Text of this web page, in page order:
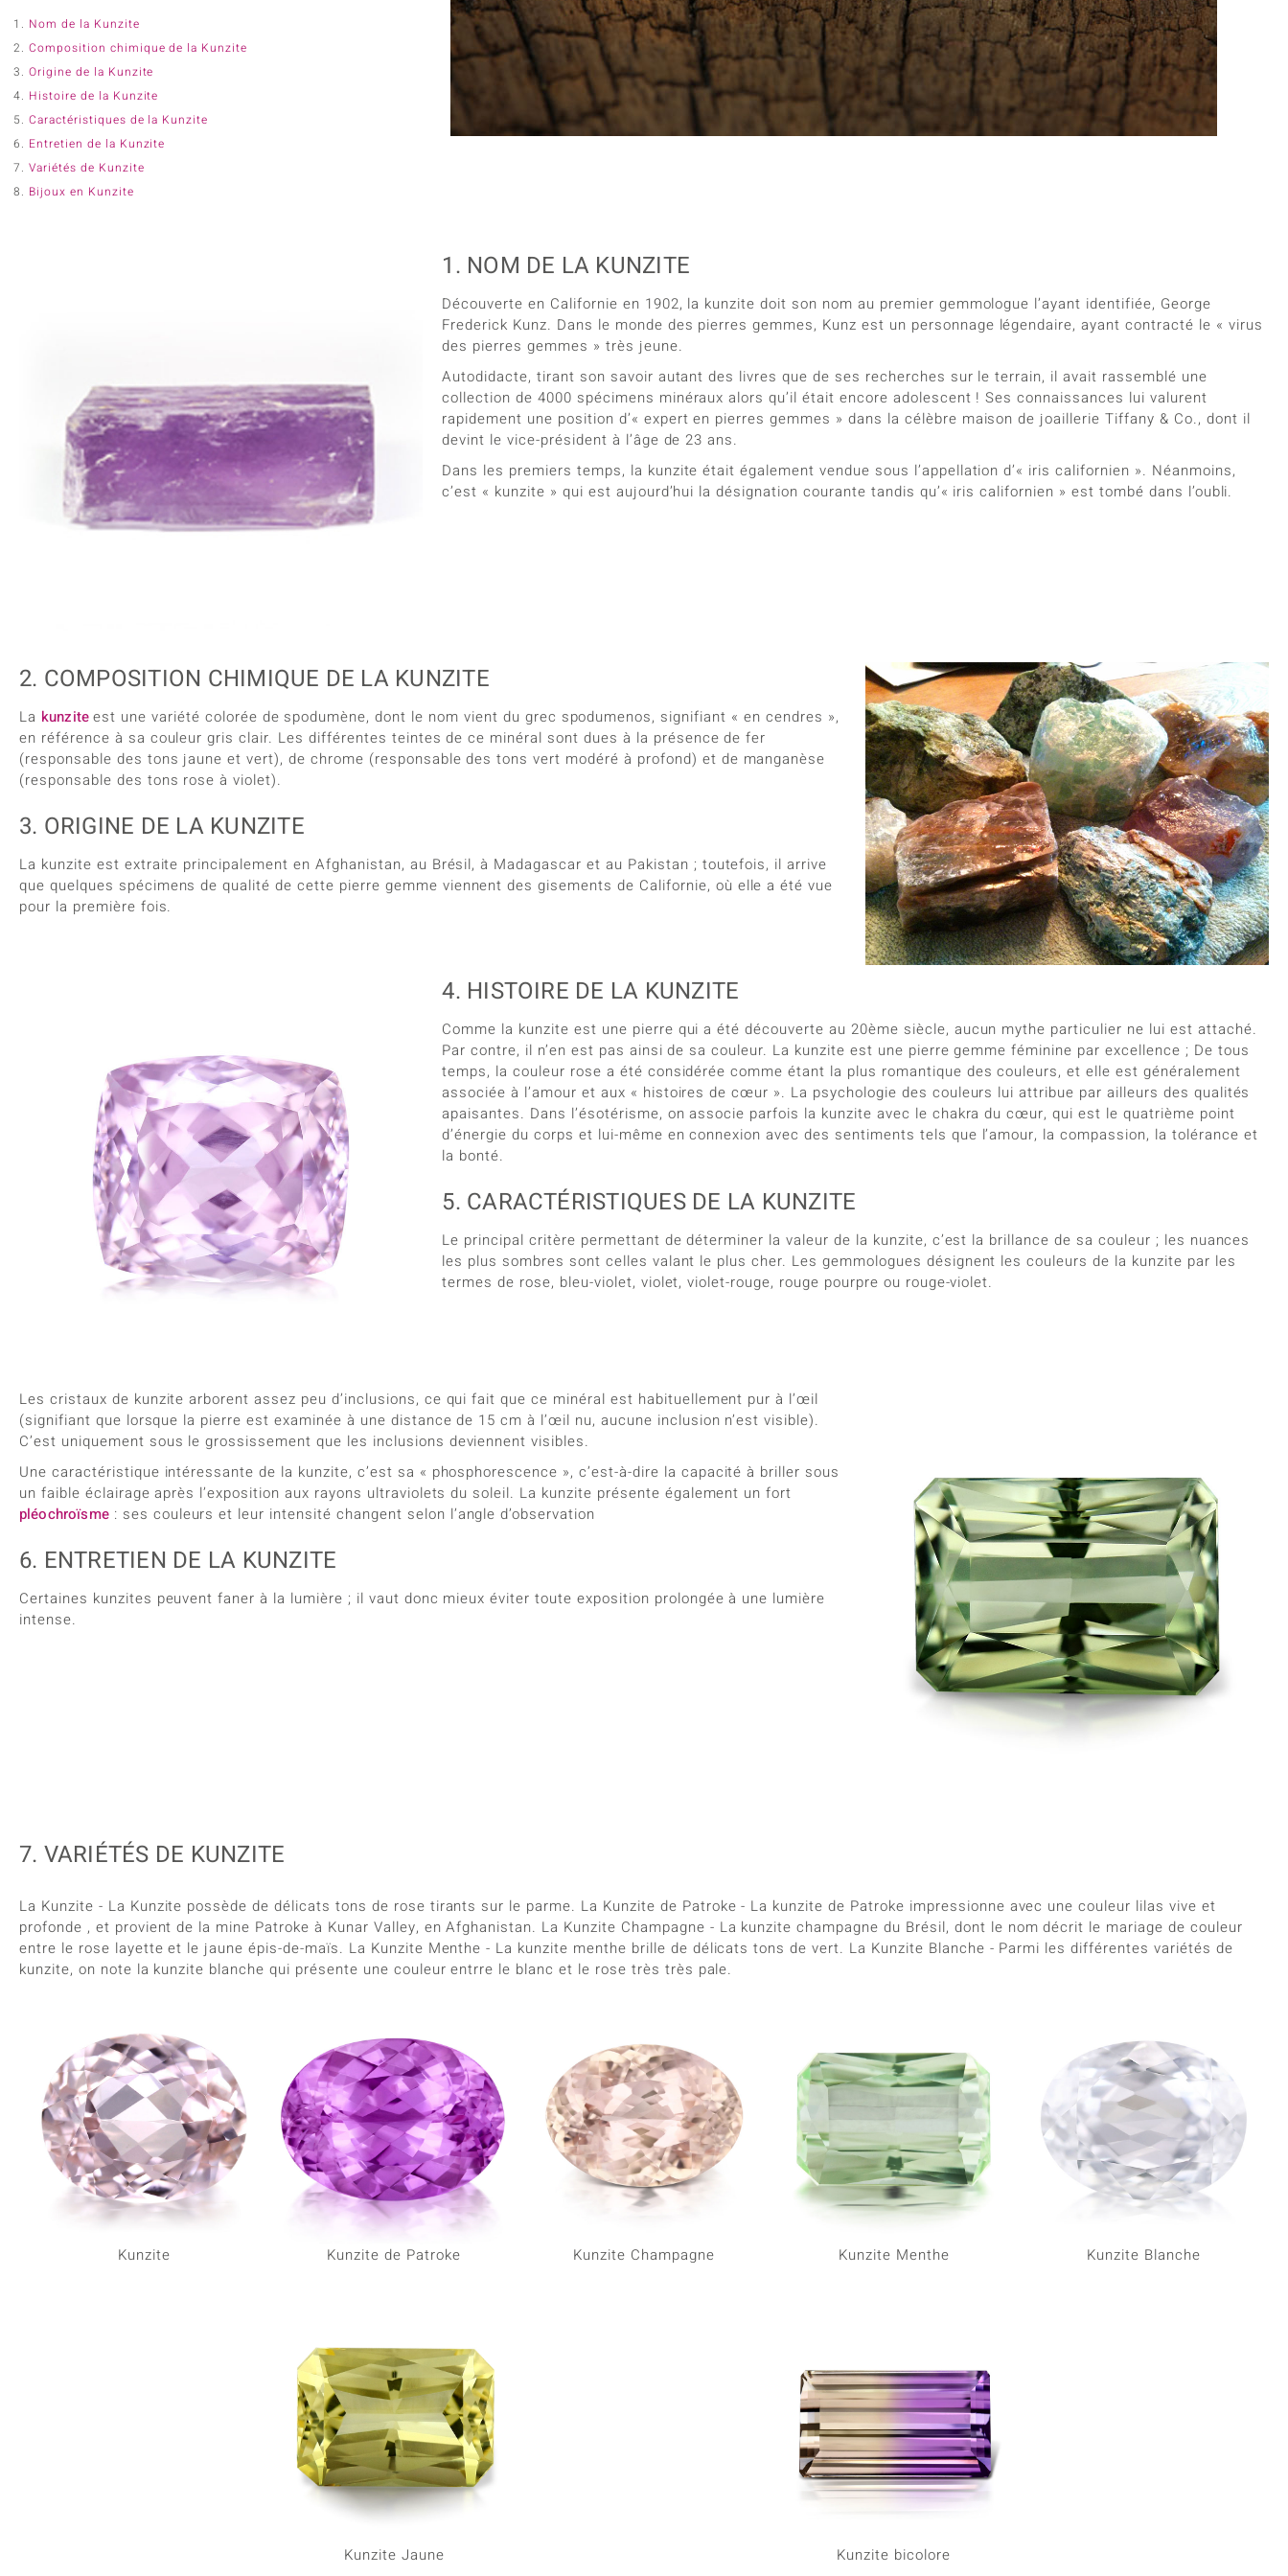
Montres
Chaines
Bijoux pour enfant
Accessoires
Colliers pierres naturelles
Creation Nouveau
Choisir la taille de votre bague
Grenat Grenat Rhodolite
Coquillage
Iolite
Kyanite Labradorite
Lapis Lazuli
Morganite
Onyx Péridot
Perle
Pierre de lune
Sphène Spinelle
Tanzanite
Topaze
Tourmaline
Pierres précieuses par couleur
Custodana
Dagen
Dallas Prince Designs
TPC
Vitale Minerale
tout afficher
Histoire, origine et apparition
Nom de la Kunzite
Composition chimique de la Kunzite
Origine de la Kunzite
Histoire de la Kunzite
Caractéristiques de la Kunzite
Entretien de la Kunzite
Variétés de Kunzite
Bijoux en Kunzite
1. NOM DE LA KUNZITE
Découverte en Californie en 1902, la kunzite doit son nom au premier gemmologue l’ayant identifiée, George
Frederick Kunz. Dans le monde des pierres gemmes, Kunz est un personnage légendaire, ayant contracté le « virus
des pierres gemmes » très jeune.
Autodidacte, tirant son savoir autant des livres que de ses recherches sur le terrain, il avait rassemblé une
collection de 4000 spécimens minéraux alors qu’il était encore adolescent ! Ses connaissances lui valurent
rapidement une position d’« expert en pierres gemmes » dans la célèbre maison de joaillerie Tiffany & Co., dont il
devint le vice-président à l’âge de 23 ans.
Dans les premiers temps, la kunzite était également vendue sous l’appellation d’« iris californien ». Néanmoins,
c’est « kunzite » qui est aujourd’hui la désignation courante tandis qu’« iris californien » est tombé dans l’oubli.
2. COMPOSITION CHIMIQUE DE LA KUNZITE
La kunziteest une variété colorée de spodumène, dont le nom vient du grec spodumenos, signifiant « en cendres »,
en référence à sa couleur gris clair. Les différentes teintes de ce minéral sont dues à la présence de fer
(responsable des tons jaune et vert), de chrome (responsable des tons vert modéré à profond) et de manganèse
(responsable des tons rose à violet).
3. ORIGINE DE LA KUNZITE
La kunzite est extraite principalement en Afghanistan, au Brésil, à Madagascar et au Pakistan ; toutefois, il arrive
que quelques spécimens de qualité de cette pierre gemme viennent des gisements de Californie, où elle a été vue
pour la première fois.
4. HISTOIRE DE LA KUNZITE
Comme la kunzite est une pierre qui a été découverte au 20ème siècle, aucun mythe particulier ne lui est attaché.
Par contre, il n’en est pas ainsi de sa couleur. La kunzite est une pierre gemme féminine par excellence ; De tous
temps, la couleur rose a été considérée comme étant la plus romantique des couleurs, et elle est généralement
associée à l’amour et aux « histoires de cœur ». La psychologie des couleurs lui attribue par ailleurs des qualités
apaisantes. Dans l’ésotérisme, on associe parfois la kunzite avec le chakra du cœur, qui est le quatrième point
d’énergie du corps et lui-même en connexion avec des sentiments tels que l’amour, la compassion, la tolérance et
la bonté.
5. CARACTÉRISTIQUES DE LA KUNZITE
Le principal critère permettant de déterminer la valeur de la kunzite, c’est la brillance de sa couleur ; les nuances
les plus sombres sont celles valant le plus cher. Les gemmologues désignent les couleurs de la kunzite par les
termes de rose, bleu-violet, violet, violet-rouge, rouge pourpre ou rouge-violet.
Les cristaux de kunzite arborent assez peu d’inclusions, ce qui fait que ce minéral est habituellement pur à l’œil
(signifiant que lorsque la pierre est examinée à une distance de 15 cm à l’œil nu, aucune inclusion n’est visible).
C’est uniquement sous le grossissement que les inclusions deviennent visibles.
Une caractéristique intéressante de la kunzite, c’est sa « phosphorescence », c’est-à-dire la capacité à briller sous
un faible éclairage après l’exposition aux rayons ultraviolets du soleil. La kunzite présente également un fort
pléochroïsme: ses couleurs et leur intensité changent selon l’angle d’observation
6. ENTRETIEN DE LA KUNZITE
Certaines kunzites peuvent faner à la lumière ; il vaut donc mieux éviter toute exposition prolongée à une lumière
intense.
7. VARIÉTÉS DE KUNZITE
La Kunzite - La Kunzite possède de délicats tons de rose tirants sur le parme. La Kunzite de Patroke - La kunzite de Patroke impressionne avec une couleur lilas vive et
profonde , et provient de la mine Patroke à Kunar Valley, en Afghanistan. La Kunzite Champagne - La kunzite champagne du Brésil, dont le nom décrit le mariage de couleur
entre le rose layette et le jaune épis-de-maïs. La Kunzite Menthe - La kunzite menthe brille de délicats tons de vert. La Kunzite Blanche - Parmi les différentes variétés de
kunzite, on note la kunzite blanche qui présente une couleur entrre le blanc et le rose très très pale.
Kunzite Kunzite de Patroke Kunzite Champagne Kunzite Menthe Kunzite Blanche
Kunzite Jaune Kunzite bicolore